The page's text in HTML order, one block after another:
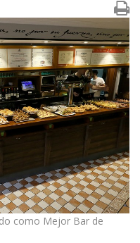
como Mejor Bar de